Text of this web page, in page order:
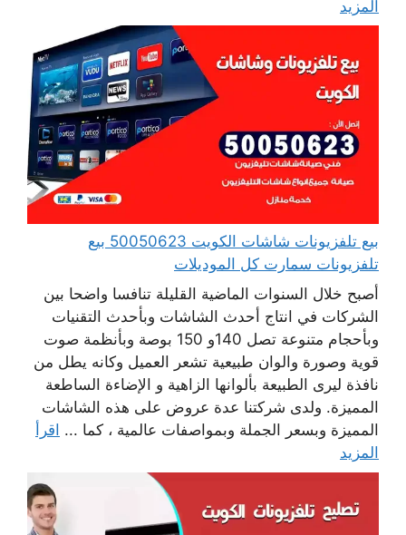
المزيد
بيع تلفزيونات شاشات الكويت 50050623 بيع
تلفزيونات سمارت كل الموديلات
أصبح خلال السنوات الماضية القليلة تنافسا واضحا بين
الشركات في انتاج أحدث الشاشات وبأحدث التقنيات
وبأحجام متنوعة تصل 140و 150 بوصة وبأنظمة صوت
قوية وصورة والوان طبيعية تشعر العميل وكانه يطل من
نافذة ليرى الطبيعة بألوانها الزاهية و الإضاءة الساطعة
المميزة. ولدى شركتنا عدة عروض على هذه الشاشات
المميزة وبسعر الجملة وبمواصفات عالمية ، كما ... اقرأ
المزيد